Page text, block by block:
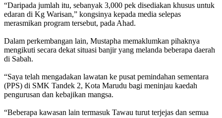
“Daripada jumlah itu, sebanyak 3,000 pek disediakan khusus untuk
edaran di Kg Warisan,” kongsinya kepada media selepas
merasmikan program tersebut, pada Ahad.
Dalam perkembangan lain, Mustapha memaklumkan pihaknya
mengikuti secara dekat situasi banjir yang melanda beberapa daerah
di Sabah.
“Saya telah mengadakan lawatan ke pusat pemindahan sementara
(PPS) di SMK Tandek 2, Kota Marudu bagi meninjau kaedah
pengurusan dan kebajikan mangsa.
“Beberapa kawasan lain termasuk Tawau turut terjejas dan semua